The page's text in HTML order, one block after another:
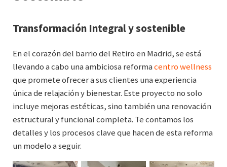
Transformación Integral y sostenible
En el corazón del barrio del Retiro en Madrid, se está
llevando a cabo una ambiciosa reformacentro wellness
que promete ofrecer a sus clientes una experiencia
única de relajación y bienestar. Este proyecto no solo
incluye mejoras estéticas, sino también una renovación
estructural y funcional completa. Te contamos los
detalles y los procesos clave que hacen de esta reforma
un modelo a seguir.